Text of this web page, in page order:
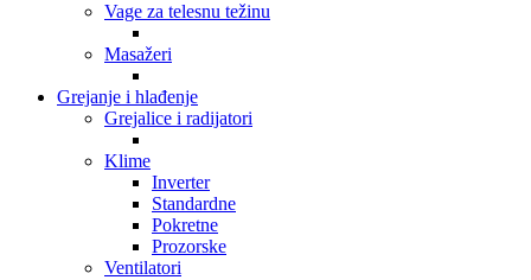
Vage za telesnu težinu
Masažeri
Grejanje i hlađenje
Grejalice i radijatori
Klime
Inverter
Standardne
Pokretne
Prozorske
Ventilatori